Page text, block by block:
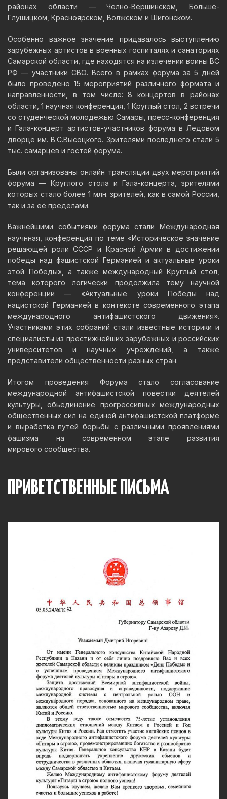
районах области — Челно-Вершинском, Больше-
Глушицком, Красноярском, Волжском и Шигонском.
Особенно важное значение придавалось выступлению
зарубежных артистов в военных госпиталях и санаториях
Самарской области, где находятся на излечении воины ВС
РФ — участники СВО. Всего в рамках форума за 5 дней
было проведено 15 мероприятий различного формата и
направленности, в том числе: 8 концертов в районах
области, 1 научная конференция, 1 Круглый стол, 2 встречи
со студенческой молодежью Самары, пресс-конференция
и Гала-концерт артистов-участников форума в Ледовом
дворце им. В.С.Высоцкого. Зрителями последнего стали 5
тыс. самарцев и гостей форума.
Были организованы онлайн трансляции двух мероприятий
форума — Круглого стола и Гала-концерта, зрителями
которых стало более 1 млн. зрителей, как в самой России,
так и за её пределами.
Важнейшими событиями форума стали Международная
научнная, конференция по теме «Историческое значение
решающей роли СССР и Красной Армии в достижении
победы над фашистской Германией и актуальные уроки
этой Победы», а также международный Круглый стол,
тема которого логически продолжила тему научной
конференции — «Актуальные уроки Победы над
нацистской Германией в контексте современного этапа
международного антифашистского движения».
Участниками этих собраний стали известные историки и
специалисты из престижнейших зарубежных и российских
университетов и научных учреждений, а также
представители общественности разных стран.
Итогом проведения Форума стало согласование
международной антифашистской повестки деятелей
культуры, обьединение прогрессивных международных
общественных сил на единой антифашистской платформе
и выработка путей борьбы с различными проявлениями
фашизма на современном этапе развития
мирового сообщества.
ПРИВЕТСТВЕННЫЕ ПИСЬМА